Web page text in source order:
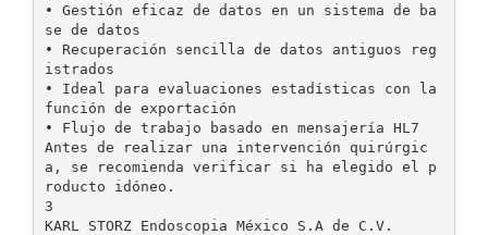
• Gestión eficaz de datos en un sistema de ba
se de datos
• Recuperación sencilla de datos antiguos reg
istrados
• Ideal para evaluaciones estadísticas con la
función de exportación
• Flujo de trabajo basado en mensajería HL7
Antes de realizar una intervención quirúrgic
a, se recomienda verificar si ha elegido el p
roducto idóneo.
3
KARL STORZ Endoscopia México S.A de C.V.